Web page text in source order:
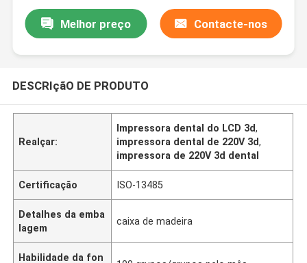
Melhor preço Contacte-nos
DESCRIçãO DE PRODUTO
Realçar:
Impressora dental do LCD 3d,
impressora dental de 220V 3d,
impressora de 220V 3d dental
Certificação ISO-13485
Detalhes da emba
lagem
caixa de madeira
Habilidade da fon